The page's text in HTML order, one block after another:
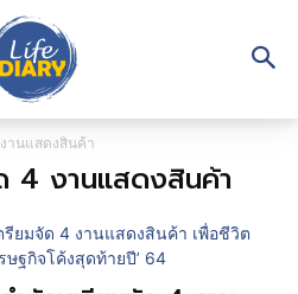
านแสดงสินค้า
4 งานแสดงสินค้า